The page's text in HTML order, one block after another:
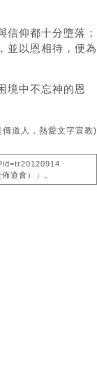
信仰都十分墮落；
並以恩相待，便為
境中不忘神的恩
傳道人，熱愛文字宣教)
道會）」。